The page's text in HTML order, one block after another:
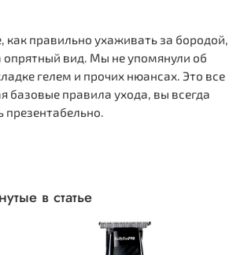
как правильно ухаживать за бородой,
вид. Мы не упомянули об
гелем и прочих нюансах. Это все
базовые правила ухода, вы всегда
презентабельно.
в статье